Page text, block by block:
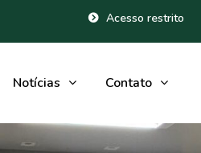
Acesso restrito
Notícias Contato